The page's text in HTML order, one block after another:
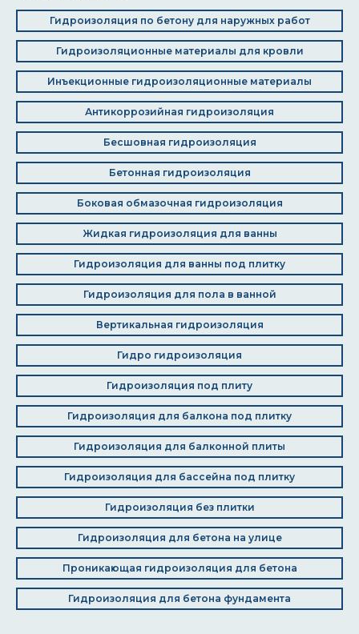
Гидроизоляция по бетону для наружных работ
Гидроизоляционные материалы для кровли
Инъекционные гидроизоляционные материалы
Антикоррозийная гидроизоляция
Бесшовная гидроизоляция
Бетонная гидроизоляция
Боковая обмазочная гидроизоляция
Жидкая гидроизоляция для ванны
Гидроизоляция для ванны под плитку
Гидроизоляция для пола в ванной
Вертикальная гидроизоляция
Гидро гидроизоляция
Гидроизоляция под плиту
Гидроизоляция для балкона под плитку
Гидроизоляция для балконной плиты
Гидроизоляция для бассейна под плитку
Гидроизоляция без плитки
Гидроизоляция для бетона на улице
Проникающая гидроизоляция для бетона
Гидроизоляция для бетона фундамента